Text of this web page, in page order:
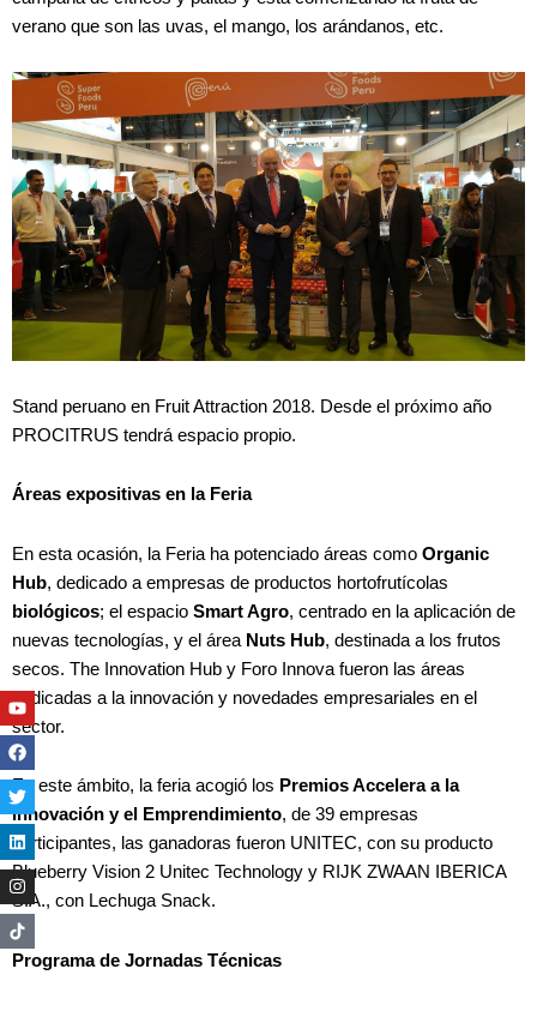
verano que son las uvas, el mango, los arándanos, etc.
Stand peruano en Fruit Attraction 2018. Desde el próximo año
PROCITRUS tendrá espacio propio.
Áreas expositivas en la Feria
En esta ocasión, la Feria ha potenciado áreas como Organic
Hub, dedicado a empresas de productos hortofrutícolas
biológicos; el espacio Smart Agro, centrado en la aplicación de
nuevas tecnologías, y el área Nuts Hub, destinada a los frutos
secos. The Innovation Hub y Foro Innova fueron las áreas
dedicadas a la innovación y novedades empresariales en el
sector.
En este ámbito, la feria acogió los Premios Accelera a la
Innovación y el Emprendimiento, de 39 empresas
participantes, las ganadoras fueron UNITEC, con su producto
Blueberry Vision 2 Unitec Technology y RIJK ZWAAN IBERICA
S.A., con Lechuga Snack.
Programa de Jornadas Técnicas
Youtube
Facebook
Twitter
Linkedin
Instagram